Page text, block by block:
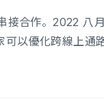
合作。2022 八
以優化跨線上通